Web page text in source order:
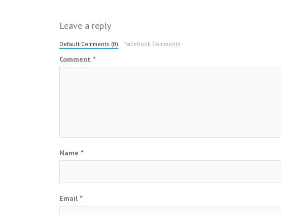
Leave a reply
Default Comments (0) Facebook Comments
Comment *
Name *
Email *